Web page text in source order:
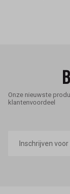
Onze nieuwste
klantenvoordeel
mailadres